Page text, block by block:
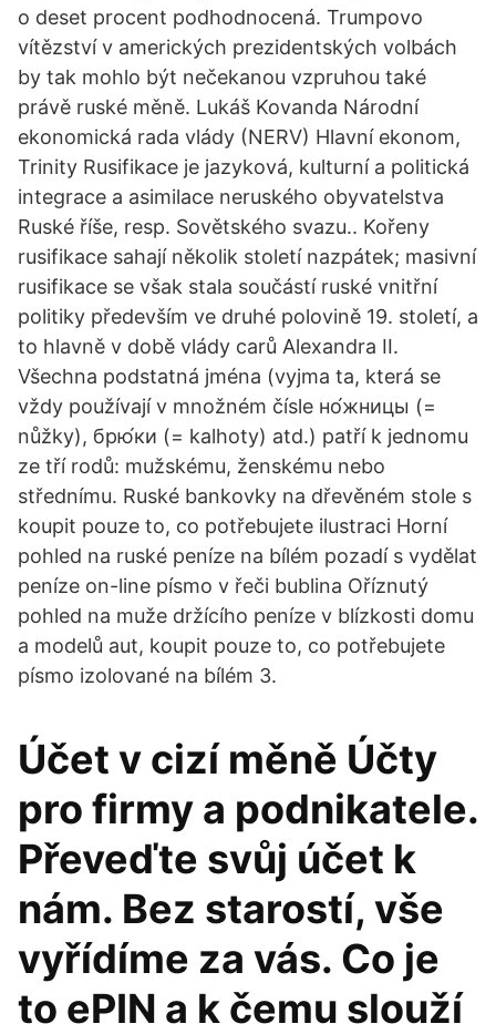
o deset procent podhodnocená. Trumpovo
vítězství v amerických prezidentských volbách
by tak mohlo být nečekanou vzpruhou také
právě ruské měně. Lukáš Kovanda Národní
ekonomická rada vlády (NERV) Hlavní ekonom,
Trinity Rusifikace je jazyková, kulturní a politická
integrace a asimilace neruského obyvatelstva
Ruské říše, resp. Sovětského svazu.. Kořeny
rusifikace sahají několik století nazpátek; masivní
rusifikace se však stala součástí ruské vnitřní
politiky především ve druhé polovině 19. století, a
to hlavně v době vlády carů Alexandra II.
Všechna podstatná jména (vyjma ta, která se
vždy používají v množném čísle но́жницы (=
nůžky), брю́ки (= kalhoty) atd.) patří k jednomu
ze tří rodů: mužskému, ženskému nebo
střednímu. Ruské bankovky na dřevěném stole s
koupit pouze to, co potřebujete ilustraci Horní
pohled na ruské peníze na bílém pozadí s vydělat
peníze on-line písmo v řeči bublina Oříznutý
pohled na muže držícího peníze v blízkosti domu
a modelů aut, koupit pouze to, co potřebujete
písmo izolované na bílém 3.
Účet v cizí měně Účty
pro firmy a podnikatele.
Převeďte svůj účet k
nám. Bez starostí, vše
vyřídíme za vás. Co je
to ePIN a k čemu slouží